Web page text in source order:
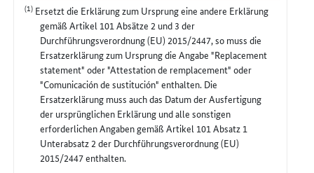
(1) Ersetzt die Erklärung zum Ursprung eine andere Erklärung
gemäß Artikel 101 Absätze 2 und 3 der
Durchführungsverordnung (EU) 2015/2447, so muss die
Ersatzerklärung zum Ursprung die Angabe "Replacement
statement" oder "Attestation de remplacement" oder
"Comunicación de sustitución" enthalten. Die
Ersatzerklärung muss auch das Datum der Ausfertigung
der ursprünglichen Erklärung und alle sonstigen
erforderlichen Angaben gemäß Artikel 101 Absatz 1
Unterabsatz 2 der Durchführungsverordnung (EU)
2015/2447 enthalten.